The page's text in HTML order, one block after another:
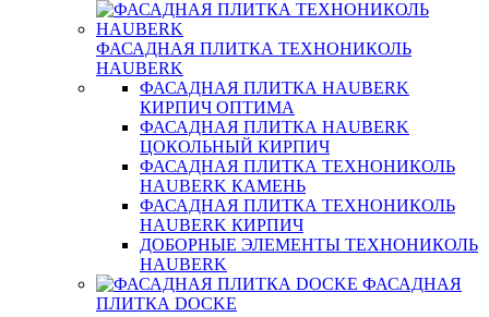
ФАСАДНАЯ ПЛИТКА ТЕХНОНИКОЛЬ
HAUBERK
ФАСАДНАЯ ПЛИТКА HAUBERK
КИРПИЧ ОПТИМА
ФАСАДНАЯ ПЛИТКА HAUBERK
ЦОКОЛЬНЫЙ КИРПИЧ
ФАСАДНАЯ ПЛИТКА ТЕХНОНИКОЛЬ
HAUBERK КАМЕНЬ
ФАСАДНАЯ ПЛИТКА ТЕХНОНИКОЛЬ
HAUBERK КИРПИЧ
ДОБОРНЫЕ ЭЛЕМЕНТЫ ТЕХНОНИКОЛЬ
HAUBERK
ФАСАДНАЯ
ПЛИТКА DOCKE